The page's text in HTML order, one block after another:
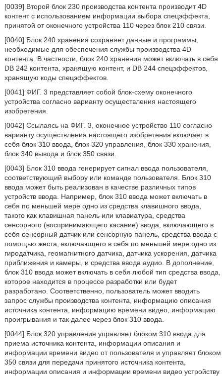
[0039] Второй блок 230 производства контента производит 4D
контент с использованием информации выбора спецэффекта,
принятой от оконечного устройства 110 через блок 210 связи.
[0040] Блок 240 хранения сохраняет данные и программы,
необходимые для обеспечения службы производства 4D
контента. В частности, блок 240 хранения может включать в себя
DB 242 контента, хранящую контент, и DB 244 спецэффектов,
хранящую коды спецэффектов.
[0041] ФИГ. 3 представляет собой блок-схему оконечного
устройства согласно варианту осуществления настоящего
изобретения.
[0042] Ссылаясь на ФИГ. 3, оконечное устройство 110 согласно
варианту осуществления настоящего изобретения включает в
себя блок 310 ввода, блок 320 управления, блок 330 хранения,
блок 340 вывода и блок 350 связи.
[0043] Блок 310 ввода генерирует сигнал ввода пользователя,
соответствующий выбору или команде пользователя. Блок 310
ввода может быть реализован в качестве различных типов
устройств ввода. Например, блок 310 ввода может включать в
себя по меньшей мере одно из средства клавишного ввода,
такого как клавишная панель или клавиатура, средства
сенсорного (воспринимающего касание) ввода, включающего в
себя сенсорный датчик или сенсорную панель, средства ввода с
помощью жеста, включающего в себя по меньшей мере одно из
гиродатчика, геомагнитного датчика, датчика ускорения, датчика
приближения и камеры, и средства ввода аудио. В дополнение,
блок 310 ввода может включать в себя любой тип средства ввода,
которое находится в процессе разработки или будет
разработано. Соответственно, пользователь может вводить
запрос службы производства контента, информацию описания
источника контента, информацию времени видео, информацию
проигрывания и так далее через блок 310 ввода.
[0044] Блок 320 управления управляет блоком 310 ввода для
приема источника контента, информации описания и
информации времени видео от пользователя и управляет блоком
350 связи для передачи принятого источника контента,
информации описания и информации времени видео устройству